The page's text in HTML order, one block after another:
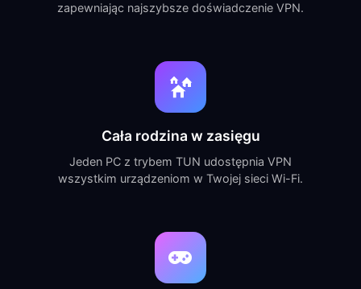
zapewniając najszybsze doświadczenie VPN.
Cała rodzina w zasięgu
Jeden PC z trybem TUN udostępnia VPN
wszystkim urządzeniom w Twojej sieci Wi-Fi.